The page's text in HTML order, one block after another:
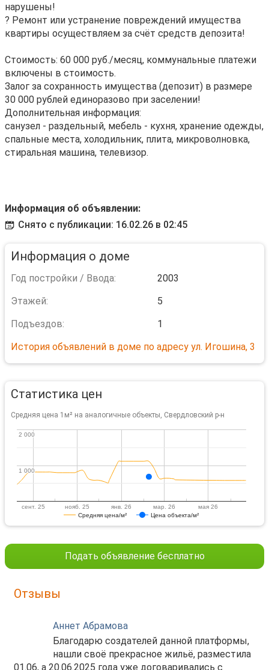
нарушены!
? Ремонт или устранение повреждений имущества
квартиры осуществляем за счёт средств депозита!
Стоимость: 60 000 руб./месяц, коммунальные платежи
включены в стоимость.
Залог за сохранность имущества (депозит) в размере
30 000 рублей единоразово при заселении!
Дополнительная информация:
санузел - раздельный, мебель - кухня, хранение одежды,
спальные места, холодильник, плита, микроволновка,
стиральная машина, телевизор.
Информация об объявлении:
Снято с публикации: 16.02.26 в 02:45
Информация о доме
Год постройки / Ввода:
2003
Этажей:
5
Подъездов:
1
История объявлений в доме по адресу ул. Игошина, 3
Статистика цен
Средняя цена 1м² на аналогичные объекты, Свердловский р-н
Средняя цена/м² Цена объекта/м²
сент. 25 нояб. 25 янв. 26 мар. 26 мая 26
1 000
1 000
2 000
2 000
Подать объявление бесплатно
Отзывы
Аннет Абрамова
Благодарю создателей данной платформы,
нашли своё прекрасное жильё, разместила
01.06, а 20.06.2025 года уже договаривались с